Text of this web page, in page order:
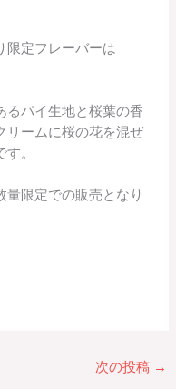
限定フレーバーは
るパイ生地と桜葉の香
リームに桜の花を混ぜ
。
限定での販売となり
次の投稿 →